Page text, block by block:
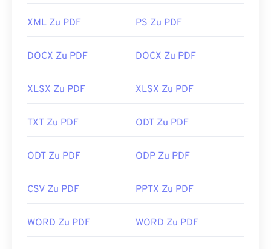
XML Zu PDF PS Zu PDF
DOCX Zu PDF DOCX Zu PDF
XLSX Zu PDF XLSX Zu PDF
TXT Zu PDF ODT Zu PDF
ODT Zu PDF ODP Zu PDF
CSV Zu PDF PPTX Zu PDF
WORD Zu PDF WORD Zu PDF